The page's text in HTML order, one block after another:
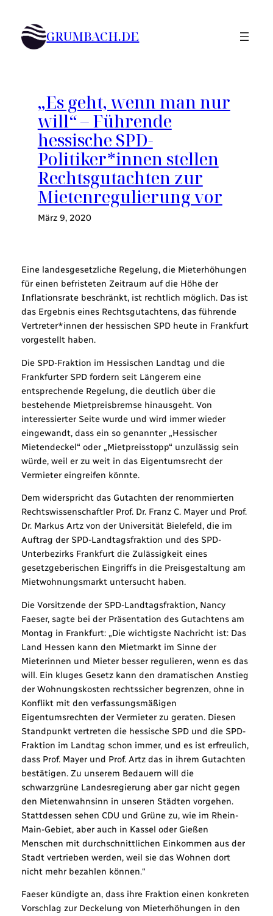
Inhalt
springen GRUMBACH.DE
„Es geht, wenn man nur
will“ – Führende
hessische SPD-
Politiker*innen stellen
Rechtsgutachten zur
Mietenregulierung vor
März 9, 2020
Eine landesgesetzliche Regelung, die Mieterhöhungen
für einen befristeten Zeitraum auf die Höhe der
Inflationsrate beschränkt, ist rechtlich möglich. Das ist
das Ergebnis eines Rechtsgutachtens, das führende
Vertreter*innen der hessischen SPD heute in Frankfurt
vorgestellt haben.
Die SPD-Fraktion im Hessischen Landtag und die
Frankfurter SPD fordern seit Längerem eine
entsprechende Regelung, die deutlich über die
bestehende Mietpreisbremse hinausgeht. Von
interessierter Seite wurde und wird immer wieder
eingewandt, dass ein so genannter „Hessischer
Mietendeckel“ oder „Mietpreisstopp“ unzulässig sein
würde, weil er zu weit in das Eigentumsrecht der
Vermieter eingreifen könnte.
Dem widerspricht das Gutachten der renommierten
Rechtswissenschaftler Prof. Dr. Franz C. Mayer und Prof.
Dr. Markus Artz von der Universität Bielefeld, die im
Auftrag der SPD-Landtagsfraktion und des SPD-
Unterbezirks Frankfurt die Zulässigkeit eines
gesetzgeberischen Eingriffs in die Preisgestaltung am
Mietwohnungsmarkt untersucht haben.
Die Vorsitzende der SPD-Landtagsfraktion, Nancy
Faeser, sagte bei der Präsentation des Gutachtens am
Montag in Frankfurt: „Die wichtigste Nachricht ist: Das
Land Hessen kann den Mietmarkt im Sinne der
Mieterinnen und Mieter besser regulieren, wenn es das
will. Ein kluges Gesetz kann den dramatischen Anstieg
der Wohnungskosten rechtssicher begrenzen, ohne in
Konflikt mit den verfassungsmäßigen
Eigentumsrechten der Vermieter zu geraten. Diesen
Standpunkt vertreten die hessische SPD und die SPD-
Fraktion im Landtag schon immer, und es ist erfreulich,
dass Prof. Mayer und Prof. Artz das in ihrem Gutachten
bestätigen. Zu unserem Bedauern will die
schwarzgrüne Landesregierung aber gar nicht gegen
den Mietenwahnsinn in unseren Städten vorgehen.
Stattdessen sehen CDU und Grüne zu, wie im Rhein-
Main-Gebiet, aber auch in Kassel oder Gießen
Menschen mit durchschnittlichen Einkommen aus der
Stadt vertrieben werden, weil sie das Wohnen dort
nicht mehr bezahlen können.“
Faeser kündigte an, dass ihre Fraktion einen konkreten
Vorschlag zur Deckelung von Mieterhöhungen in den